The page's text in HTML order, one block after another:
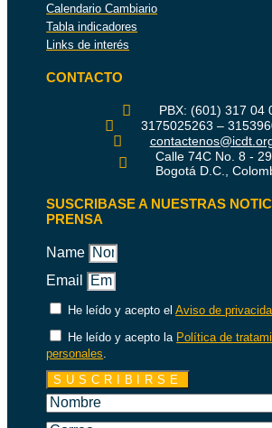
Calendario Cambiario
Tabla indicadores
Links de interés
CONTACTO
PBX: (601) 317 04
3175025263 –
Calle 74C No. 8 - 29
Bogotá D.C.,
SUSCRIBASE A NUESTRAS
PRENSA
Name
Email
He leído y acepto elAviso de
He leído y acepto la Política de
personales.
SUSCRIBIRSE